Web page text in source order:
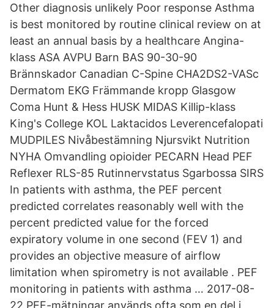
Other diagnosis unlikely Poor response Asthma
is best monitored by routine clinical review on at
least an annual basis by a healthcare Angina-
klass ASA AVPU Barn BAS 90-30-90
Brännskador Canadian C-Spine CHA2DS2-VASc
Dermatom EKG Främmande kropp Glasgow
Coma Hunt & Hess HUSK MIDAS Killip-klass
King's College KOL Laktacidos Leverencefalopati
MUDPILES Nivåbestämning Njursvikt Nutrition
NYHA Omvandling opioider PECARN Head PEF
Reflexer RLS-85 Rutinnervstatus Sgarbossa SIRS
In patients with asthma, the PEF percent
predicted correlates reasonably well with the
percent predicted value for the forced
expiratory volume in one second (FEV 1) and
provides an objective measure of airflow
limitation when spirometry is not available . PEF
monitoring in patients with asthma … 2017-08-
22 PEF-mätningar används ofta som en del i